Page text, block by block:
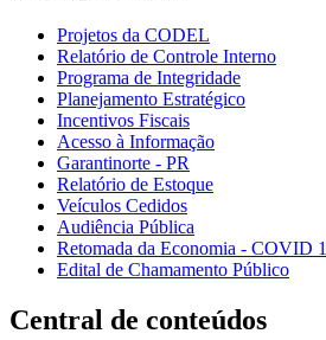
Projetos da CODEL
Relatório de Controle Interno
Programa de Integridade
Planejamento Estratégico
Incentivos Fiscais
Acesso à Informação
Garantinorte - PR
Relatório de Estoque
Veículos Cedidos
Audiência Pública
Retomada da Economia - COVID
Edital de Chamamento Público
Central de conteúdos